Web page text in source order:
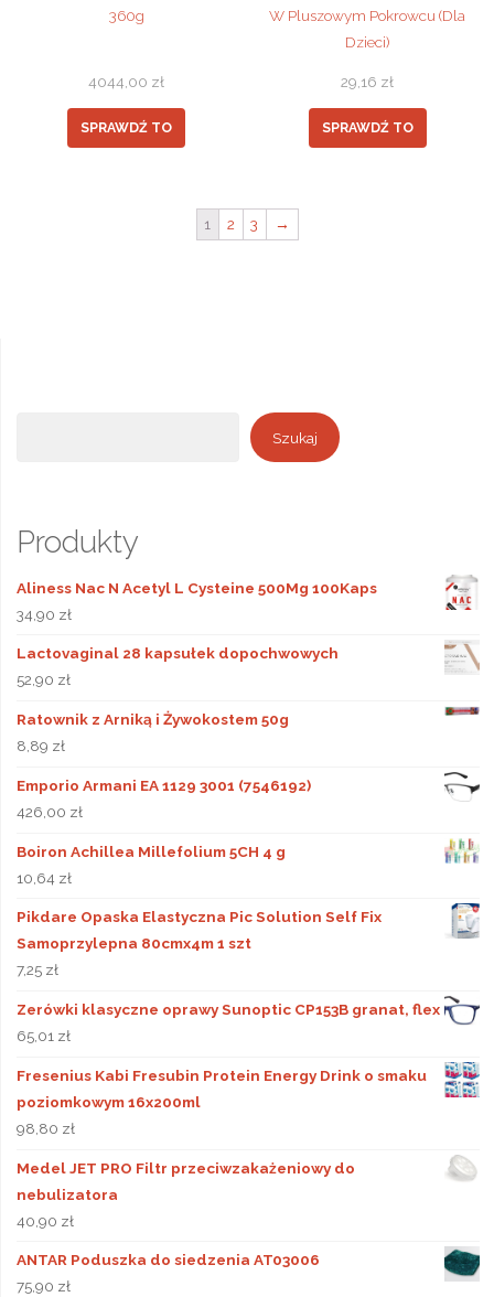
360g
4044,00 zł
SPRAWDŹ TO
W Pluszowym Pokrowcu (Dla
Dzieci)
29,16 zł
SPRAWDŹ TO
1 2 3 →
Szukaj
Produkty
Aliness Nac N Acetyl L Cysteine 500Mg 100Kaps
34,90 zł
Lactovaginal 28 kapsułek dopochwowych
52,90 zł
Ratownik z Arniką i Żywokostem 50g
8,89 zł
Emporio Armani EA 1129 3001 (7546192)
426,00 zł
Boiron Achillea Millefolium 5CH 4 g
10,64 zł
Pikdare Opaska Elastyczna Pic Solution Self Fix
Samoprzylepna 80cmx4m 1 szt
7,25 zł
Zerówki klasyczne oprawy Sunoptic CP153B granat, flex
65,01 zł
Fresenius Kabi Fresubin Protein Energy Drink o smaku
poziomkowym 16x200ml
98,80 zł
Medel JET PRO Filtr przeciwzakażeniowy do
nebulizatora
40,90 zł
ANTAR Poduszka do siedzenia AT03006
75,90 zł